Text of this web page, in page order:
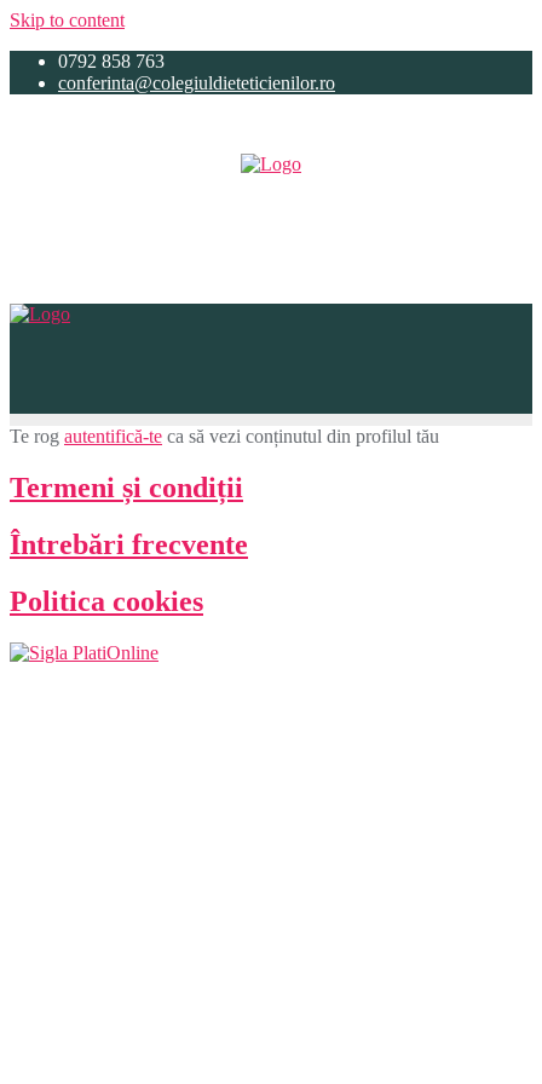
Skip to content
0792 858 763
conferinta@colegiuldieteticienilor.ro
Te rog autentifică-te ca să vezi conținutul din profilul tău
Termeni și condiții
Întrebări frecvente
Politica cookies